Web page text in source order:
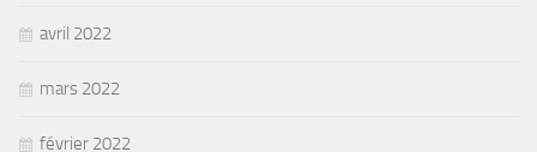
avril 2022
mars 2022
février 2022